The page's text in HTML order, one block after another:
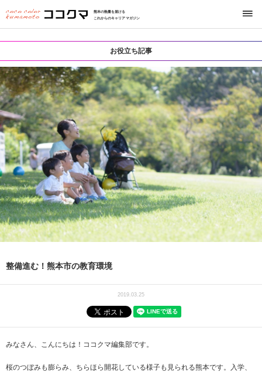
熊本の熱量を届ける
これからのキャリアマガジン
お役立ち記事
整備進む！熊本市の教育環境
2019.03.25
みなさん、こんにちは！ココクマ編集部です。
桜のつぼみも膨らみ、ちらほら開花している様子も見られる熊本です。入学、